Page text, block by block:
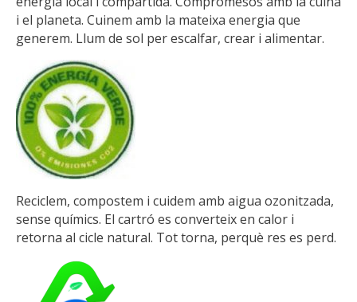
i el planeta. Cuinem amb la mateixa energia que
generem. Llum de sol per escalfar, crear i alimentar.
Reciclem, compostem i cuidem amb aigua ozonitzada,
sense químics. El cartró es converteix en calor i
retorna al cicle natural. Tot torna, perquè res es perd.